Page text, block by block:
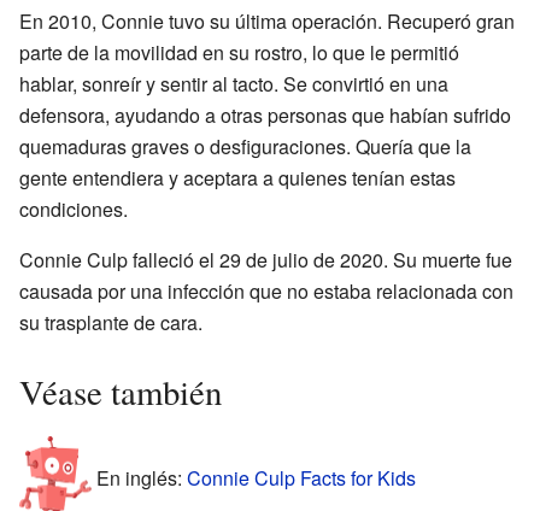
En 2010, Connie tuvo su última operación. Recuperó gran
parte de la movilidad en su rostro, lo que le permitió
hablar, sonreír y sentir al tacto. Se convirtió en una
defensora, ayudando a otras personas que habían sufrido
quemaduras graves o desfiguraciones. Quería que la
gente entendiera y aceptara a quienes tenían estas
condiciones.
Connie Culp falleció el 29 de julio de 2020. Su muerte fue
causada por una infección que no estaba relacionada con
su trasplante de cara.
Véase también
En inglés: Connie Culp Facts for Kids